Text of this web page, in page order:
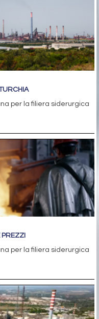
per la filiera siderurgica
per la filiera siderurgica